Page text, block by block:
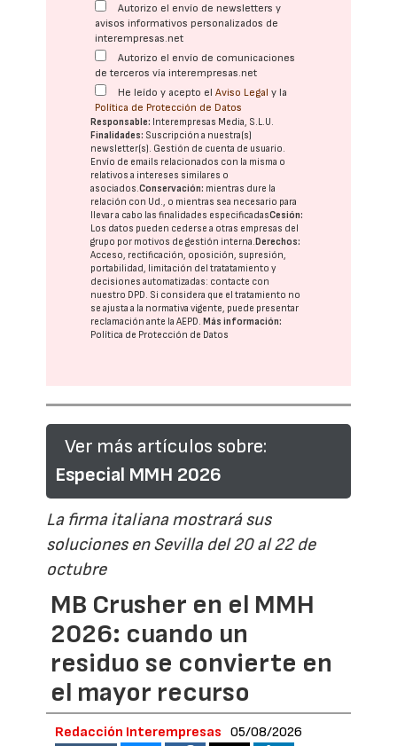
Autorizo el envío de newsletters y
avisos informativos personalizados de
interempresas.net
Autorizo el envío de comunicaciones
de terceros vía interempresas.net
He leído y acepto elAviso Legal y la
Política de Protección de Datos
Responsable: Interempresas Media, S.L.U.
Finalidades: Suscripción a nuestra(s)
newsletter(s). Gestión de cuenta de usuario.
Envío de emails relacionados con la misma o
relativos a intereses similares o
asociados.Conservación: mientras dure la
relación con Ud., o mientras sea necesario para
llevar a cabo las finalidades especificadasCesión:
Los datos pueden cederse a otras empresas del
grupo por motivos de gestión interna.Derechos:
Acceso, rectificación, oposición, supresión,
portabilidad, limitación del tratatamiento y
decisiones automatizadas: contacte con
nuestro DPD . Si considera que el tratamiento no
se ajusta a la normativa vigente, puede presentar
reclamación ante laAEPD .Más información:
Política de Protección de Datos
Ver más artículos sobre:
Especial MMH 2026
La firma italiana mostrará sus
soluciones en Sevilla del 20 al 22 de
octubre
MB Crusher en el MMH
2026: cuando un
residuo se convierte en
el mayor recurso
Redacción Interempresas 05/08/2026